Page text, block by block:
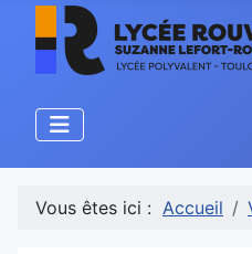
Vous êtes ici : Accueil